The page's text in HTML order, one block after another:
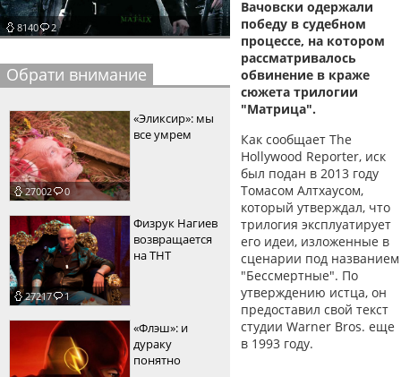
пїЅпїЅпїЅ
пїЅпїЅпїЅпїЅпїЅпїЅпїЅпїЅпїЅпїЅпїЅ
пїЅпїЅпїЅ
пїЅпїЅпїЅпїЅпїЅпїЅпїЅпїЅпїЅ
пїЅпїЅпїЅ пїЅпїЅпїЅпїЅпїЅ
пїЅпїЅпїЅ пїЅпїЅпїЅпїЅпїЅпїЅ
пїЅпїЅпїЅпїЅпїЅ
пїЅпїЅпїЅпїЅпїЅпїЅпїЅпїЅпїЅпїЅ
пїЅпїЅпїЅпїЅпїЅпїЅпїЅпїЅпїЅпїЅ
8140 2
Обрати внимание
27002 0
«Эликсир»: мы
все умрем
27217 1
Физрук Нагиев
возвращается
на ТНТ
«Флэш»: и
дураку
понятно
Вачовски одержали
победу в судебном
процессе, на котором
рассматривалось
обвинение в краже
сюжета трилогии
"Матрица".
Как сообщает The
Hollywood Reporter, иск
был подан в 2013 году
Томасом Алтхаусом,
который утверждал, что
трилогия эксплуатирует
его идеи, изложенные в
сценарии под названием
"Бессмертные". По
утверждению истца, он
предоставил свой текст
студии Warner Bros. еще
в 1993 году.